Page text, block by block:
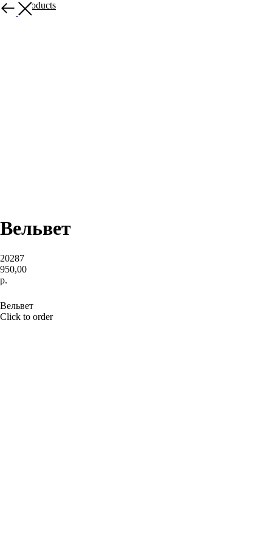
More products
Вельвет
20287
950,00
р.
Вельвет
Click to order